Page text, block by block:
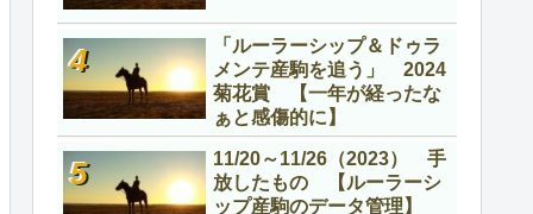
「ルーラーシップ＆ドゥラ
メンテ産駒を追う」 2024
菊花賞 【一年が経ったな
ぁと感傷的に】
11/20～11/26（2023） 手
放したもの 【ルーラーシ
ップ産駒のデータ管理】